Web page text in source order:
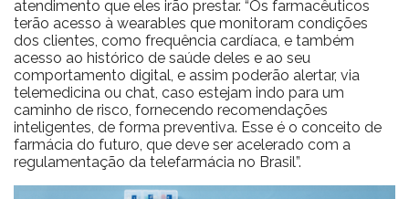
atendimento que eles irão prestar. “Os farmacêuticos
terão acesso à wearables que monitoram condições
dos clientes, como frequência cardíaca, e também
acesso ao histórico de saúde deles e ao seu
comportamento digital, e assim poderão alertar, via
telemedicina ou chat, caso estejam indo para um
caminho de risco, fornecendo recomendações
inteligentes, de forma preventiva. Esse é o conceito de
farmácia do futuro, que deve ser acelerado com a
regulamentação da telefarmácia no Brasil”.